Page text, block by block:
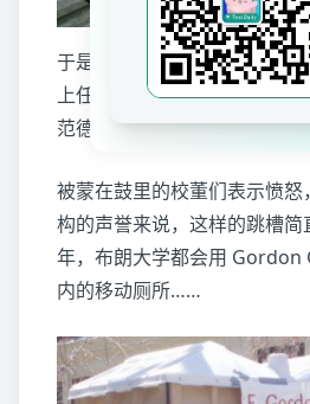
于是，就这样，仅仅在上任两
上任职时间最短的校长
范德堡了。
被蒙在鼓里的校董们表示愤
构的声誉来说，这样的跳槽
年，布朗大学都会用 Gordon
内的移动厕所……